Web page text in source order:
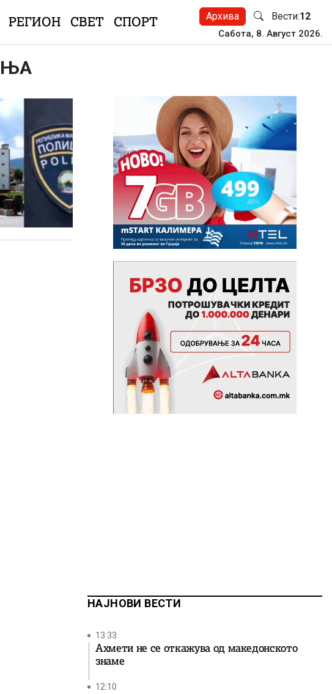
РЕГИОН СВЕТ СПОРТ Архива Вести:12
Сабота, 8. Август 2026.
НАЈНОВИ ВЕСТИ
13:33
Ахмети не се откажува од македонското
знаме
12:10